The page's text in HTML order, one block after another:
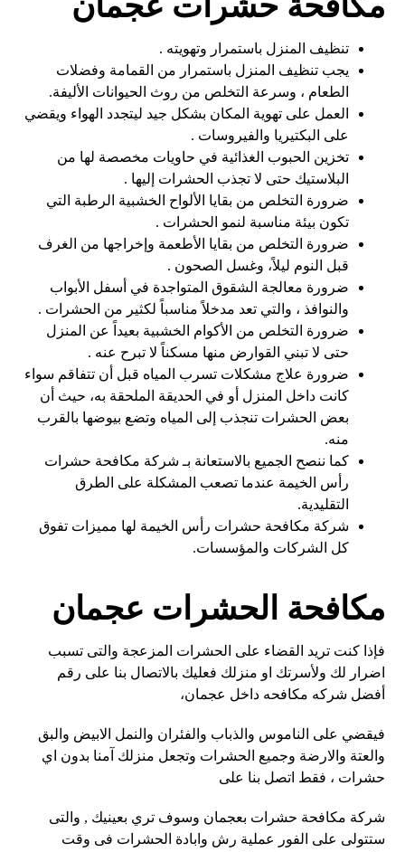
تنظيف المنزل باستمرار وتهويته .
يجب تنظيف المنزل باستمرار من القمامة وفضلات
الطعام ، وسرعة التخلص من روث الحيوانات الأليفة.
العمل على تهوية المكان بشكل جيد ليتجدد الهواء ويقضي
على البكتيريا والفيروسات .
تخزين الحبوب الغذائية في حاويات مخصصة لها من
البلاستيك حتى لا تجذب الحشرات إليها .
ضرورة التخلص من بقايا الألواح الخشبية الرطبة التي
تكون بيئة مناسبة لنمو الحشرات .
ضرورة التخلص من بقايا الأطعمة وإخراجها من الغرف
قبل النوم ليلاً، وغسل الصحون .
ضرورة معالجة الشقوق المتواجدة في أسفل الأبواب
والنوافذ ، والتي تعد مدخلاً مناسباً لكثير من الحشرات .
ضرورة التخلص من الأكوام الخشبية بعيداً عن المنزل
حتى لا تبني القوارض منها مسكناً لا تبرح عنه .
ضرورة علاج مشكلات تسرب المياه قبل أن تتفاقم سواء
كانت داخل المنزل أو في الحديقة الملحقة به، حيث أن
بعض الحشرات تنجذب إلى المياه وتضع بيوضها بالقرب
منه.
كما ننصح الجميع بالاستعانة بـ شركة مكافحة حشرات
رأس الخيمة عندما تصعب المشكلة على الطرق
التقليدية.
شركة مكافحة حشرات رأس الخيمة لها مميزات تفوق
كل الشركات والمؤسسات.
مكافحة الحشرات عجمان
فإذا كنت تريد القضاء على الحشرات المزعجة والتى تسبب
اضرار لك ولأسرتك او منزلك فعليك بالاتصال بنا على رقم
أفضل شركه مكافحه داخل عجمان،
فيقضي على الناموس والذباب والفئران والنمل الابيض والبق
والعتة والارضة وجميع الحشرات وتجعل منزلك آمنا بدون اي
حشرات ، فقط اتصل بنا على
شركة مكافحة حشرات بعجمان وسوف تري بعينيك , والتى
ستتولى على الفور عملية رش وابادة الحشرات فى وقت